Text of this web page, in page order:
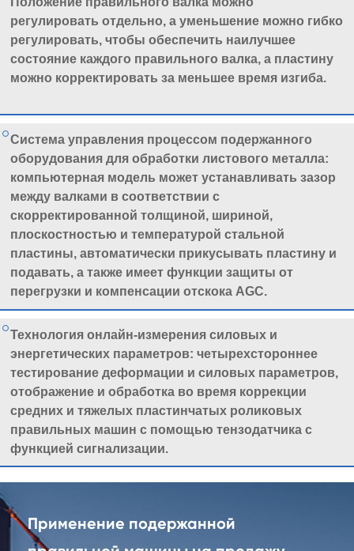
регулировать отдельно, а уменьшение можно гибко
регулировать, чтобы обеспечить наилучшее
состояние каждого правильного валка, а пластину
можно корректировать за меньшее время изгиба.
Система управления процессом подержанного
оборудования для обработки листового металла:
компьютерная модель может устанавливать зазор
между валками в соответствии с
скорректированной толщиной, шириной,
плоскостностью и температурой стальной
пластины, автоматически прикусывать пластину и
подавать, а также имеет функции защиты от
перегрузки и компенсации отскока AGC.
Технология онлайн-измерения силовых и
энергетических параметров: четырехстороннее
тестирование деформации и силовых параметров,
отображение и обработка во время коррекции
средних и тяжелых пластинчатых роликовых
правильных машин с помощью тензодатчика с
функцией сигнализации.
Применение подержанной